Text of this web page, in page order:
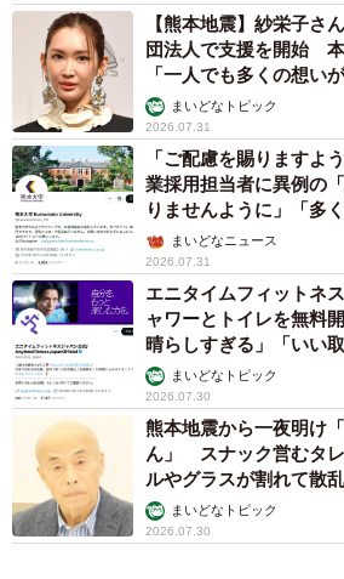
【熊本地震】紗栄子さ
団法人で支援を開始
「一人でも多くの想い
に」まいどなトピック
2026.07.31
「ご配慮を賜りますよ
業採用担当者に異例の
りませんように」「多
まいどなニュース
2026.07.31
エニタイムフィットネ
ャワーとトイレを無料
晴らしすぎる」「いい取
まいどなトピック
2026.07.30
熊本地震から一夜明け
ん」 スナック営むタ
ルやグラスが割れて散
が倒壊まいどなトピック
2026.07.30